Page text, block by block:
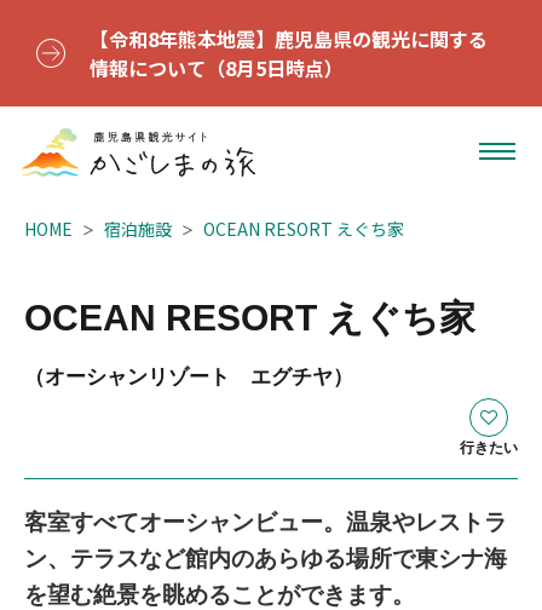
【令和8年熊本地震】鹿児島県の観光に関する
情報について（8月5日時点）
HOME 宿泊施設 OCEAN RESORT えぐち家
OCEAN RESORT えぐち家
（オーシャンリゾート エグチヤ）
行きたい
客室すべてオーシャンビュー。温泉やレストラ
ン、テラスなど館内のあらゆる場所で東シナ海
を望む絶景を眺めることができます。